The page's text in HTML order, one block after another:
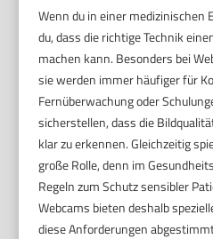
Wenn du in einer
du, dass die richtige Technik
machen kann. Besonders bei
sie werden immer häufiger für
Fernüberwachung oder
sicherstellen, dass die
klar zu erkennen. Gleichzeitig
große Rolle, denn im
Regeln zum Schutz sensibler
Webcams bieten deshalb
diese Anforderungen